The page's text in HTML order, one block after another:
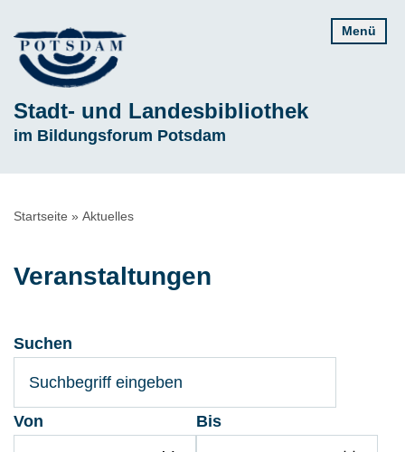
zum
Inhalt
Stadt- und Landesbibliothek
Subline
im Bildungsforum Potsdam
Menü
Pfadnavigation
Startseite Aktuelles
Veranstaltungen
Suchen
Von Bis